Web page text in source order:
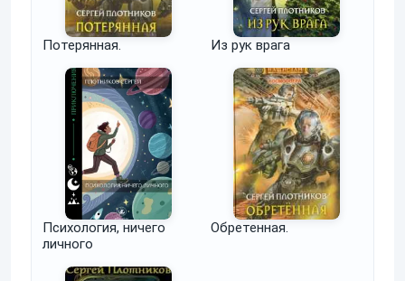
Потерянная. Из рук врага
Психология, ничего
личного
Обретенная.